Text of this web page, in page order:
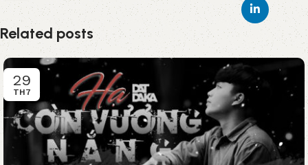
Related posts
29
TH7